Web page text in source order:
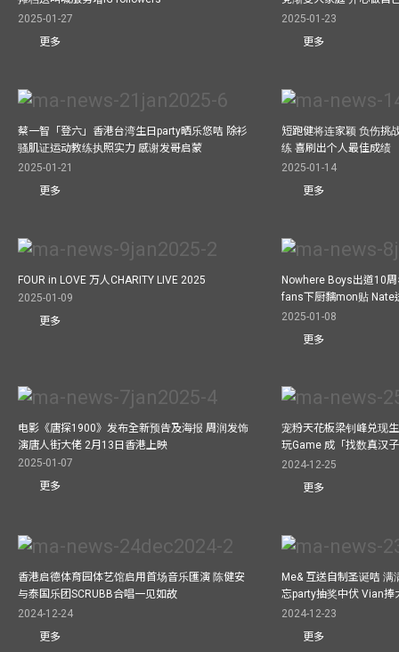
2025-01-27
更多
2025-01-23
更多
蔡一智「登六」香港台湾生日party晒乐悠咭 除衫
骚肌证运动教练执照实力 感谢发哥启蒙
2025-01-21
更多
短跑健将连家颖 负伤挑
练 喜刷出个人最佳成绩
2025-01-14
更多
FOUR in LOVE 万人CHARITY LIVE 2025
2025-01-09
更多
Nowhere Boys出道10
fans下厨黐mon贴 Nate
2025-01-08
更多
电影《唐探1900》发布全新预告及海报 周润发饰
演唐人街大佬 2月13日香港上映
2025-01-07
更多
宠粉天花板梁钊峰兑现
玩Game 成「找数真汉
2024-12-25
更多
香港启德体育园体艺馆启用首场音乐匯演 陈健安
与泰国乐团SCRUBB合唱一见如故
2024-12-24
更多
Me& 互送自制圣诞咭
忘party抽奖中伏 Vian捧
2024-12-23
更多